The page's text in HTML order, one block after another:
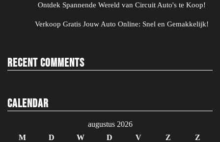
Ontdek Spannende Wereld van Circuit Auto's te Koop!
Verkoop Gratis Jouw Auto Online: Snel en Gemakkelijk!
Recent Comments
Calendar
augustus 2026
M
D W D V Z
Z